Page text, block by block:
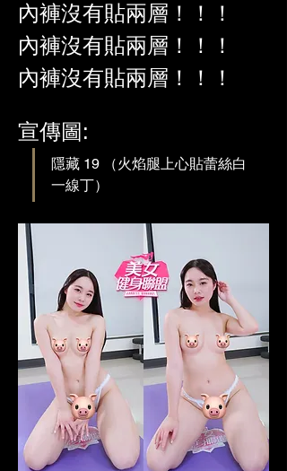
內褲沒有貼兩層！！！
內褲沒有貼兩層！！！
內褲沒有貼兩層！！！
宣傳圖:
隱藏 19 （火焰腿上心貼蕾絲白
一線丁）